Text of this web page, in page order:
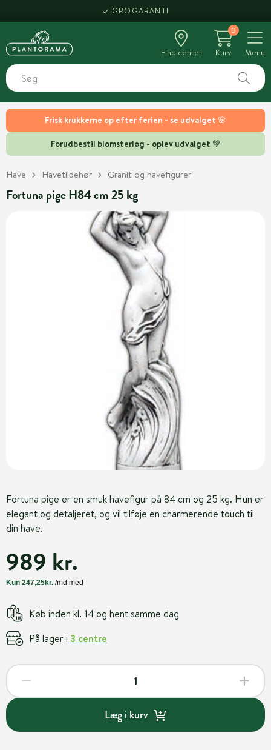
Frisk krukkerne op efter ferien - se udvalget 🌸
Forudbestil blomsterløg - oplev udvalget 💚
GROGARANTI
Find center
0
Kurv
Menu
Have Havetilbehør Granit og havefigurer
Fortuna pige H84 cm 25 kg
Fortuna pige er en smuk havefigur på 84 cm og 25 kg. Hun er
elegant og detaljeret, og vil tilføje en charmerende touch til
din have.
989 kr.
Køb inden kl. 14 og hent samme dag
På lager i 3 centre
Læg i kurv